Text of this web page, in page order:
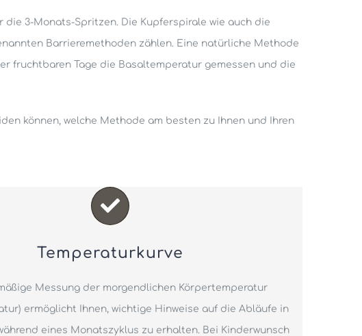
3-Monats-Spritzen. Die Kupferspirale wie auch die
Barrieremethoden zählen. Eine natürliche Methode
fruchtbaren Tage die Basaltemperatur gemessen und die
können, welche Methode am besten zu Ihnen und Ihren
Temperaturkurve
Messung der morgendlichen Körpertemperatur
ermöglicht Ihnen, wichtige Hinweise auf die Abläufe in
eines Monatszyklus zu erhalten. Bei Kinderwunsch